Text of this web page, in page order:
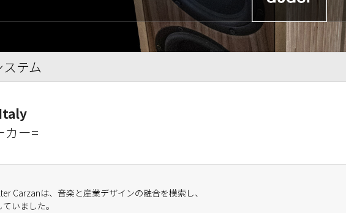
テム
カー=
Carzanは、音楽と産業デザインの融合を模索し、
いました。